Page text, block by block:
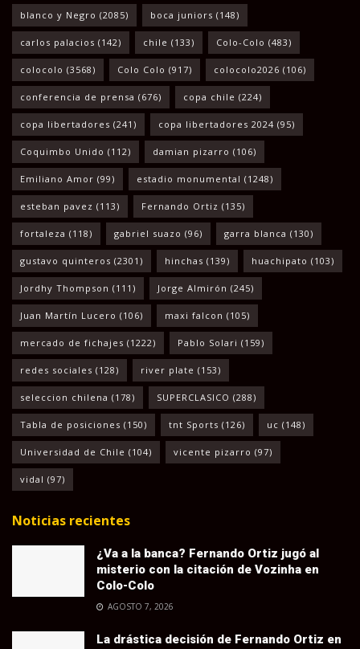
blanco y Negro (2085) boca juniors (148)
carlos palacios (142) chile (133) Colo-Colo (483)
colocolo (3568) Colo Colo (917) colocolo2026 (106)
conferencia de prensa (676) copa chile (224)
copa libertadores (241) copa libertadores 2024 (95)
Coquimbo Unido (112) damian pizarro (106)
Emiliano Amor (99) estadio monumental (1248)
esteban pavez (113) Fernando Ortiz (135)
fortaleza (118) gabriel suazo (96) garra blanca (130)
gustavo quinteros (2301) hinchas (139) huachipato (103)
Jordhy Thompson (111) Jorge Almirón (245)
Juan Martín Lucero (106) maxi falcon (105)
mercado de fichajes (1222) Pablo Solari (159)
redes sociales (128) river plate (153)
seleccion chilena (178) SUPERCLASICO (288)
Tabla de posiciones (150) tnt Sports (126) uc (148)
Universidad de Chile (104) vicente pizarro (97)
vidal (97)
Noticias recientes
¿Va a la banca? Fernando Ortiz jugó al
misterio con la citación de Vozinha en
Colo-Colo
AGOSTO 7, 2026
La drástica decisión de Fernando Ortiz en